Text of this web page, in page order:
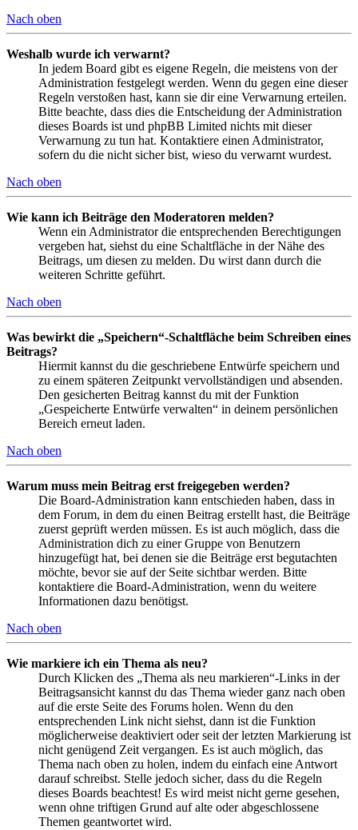
Nach oben
Weshalb wurde ich verwarnt?
In jedem Board gibt es eigene Regeln, die meistens von der
Administration festgelegt werden. Wenn du gegen eine dieser
Regeln verstoßen hast, kann sie dir eine Verwarnung erteilen.
Bitte beachte, dass dies die Entscheidung der Administration
dieses Boards ist und phpBB Limited nichts mit dieser
Verwarnung zu tun hat. Kontaktiere einen Administrator,
sofern du die nicht sicher bist, wieso du verwarnt wurdest.
Nach oben
Wie kann ich Beiträge den Moderatoren melden?
Wenn ein Administrator die entsprechenden Berechtigungen
vergeben hat, siehst du eine Schaltfläche in der Nähe des
Beitrags, um diesen zu melden. Du wirst dann durch die
weiteren Schritte geführt.
Nach oben
Was bewirkt die „Speichern“-Schaltfläche beim Schreiben eines
Beitrags?
Hiermit kannst du die geschriebene Entwürfe speichern und
zu einem späteren Zeitpunkt vervollständigen und absenden.
Den gesicherten Beitrag kannst du mit der Funktion
„Gespeicherte Entwürfe verwalten“ in deinem persönlichen
Bereich erneut laden.
Nach oben
Warum muss mein Beitrag erst freigegeben werden?
Die Board-Administration kann entschieden haben, dass in
dem Forum, in dem du einen Beitrag erstellt hast, die Beiträge
zuerst geprüft werden müssen. Es ist auch möglich, dass die
Administration dich zu einer Gruppe von Benutzern
hinzugefügt hat, bei denen sie die Beiträge erst begutachten
möchte, bevor sie auf der Seite sichtbar werden. Bitte
kontaktiere die Board-Administration, wenn du weitere
Informationen dazu benötigst.
Nach oben
Wie markiere ich ein Thema als neu?
Durch Klicken des „Thema als neu markieren“-Links in der
Beitragsansicht kannst du das Thema wieder ganz nach oben
auf die erste Seite des Forums holen. Wenn du den
entsprechenden Link nicht siehst, dann ist die Funktion
möglicherweise deaktiviert oder seit der letzten Markierung ist
nicht genügend Zeit vergangen. Es ist auch möglich, das
Thema nach oben zu holen, indem du einfach eine Antwort
darauf schreibst. Stelle jedoch sicher, dass du die Regeln
dieses Boards beachtest! Es wird meist nicht gerne gesehen,
wenn ohne triftigen Grund auf alte oder abgeschlossene
Themen geantwortet wird.